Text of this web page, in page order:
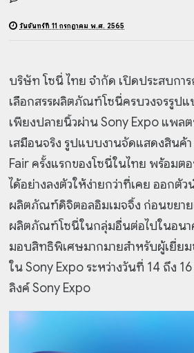
วันจันทร์ที่ 11 กรกฎาคม พ.ศ. 2565
บริษัท โซนี่ ไทย จำกัด เปิดประสบกา
เลือกสรรผลิตภัณฑ์โซนี่ครบวงจรรูป
เพียงปลายนิ้วผ่าน Sony Expo แพล
เสมือนจริง รูปแบบงานจัดแสดงสินค้
Fair ครั้งแรกของโซนี่ในไทย พร้อม
ได้อย่างลงตัวให้ง่ายกว่าที่เคย ออกตั
ผลิตภัณฑ์ดิจิตอลอิมเมจจิ้ง ก่อนขยาย
ผลิตภัณฑ์โซนี่ในกลุ่มอื่นต่อไปในอน
มอบสิทธิพิเศษมากมายสำหรับผู้เยี่ยม
ใน Sony Expo ระหว่างวันที่ 14 ถึง
ลิงค์ Sony Expo